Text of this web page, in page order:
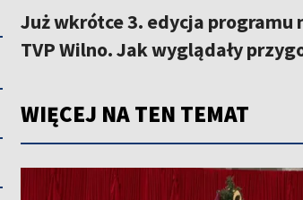
Już wkrótce 3. edycja
TVP Wilno. Jak wyglądały
WIĘCEJ NA TEN TEMAT